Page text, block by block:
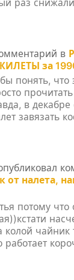
раз
в
за
понять, что
в
завязать
от налета,
потому что
колой чайник
работает